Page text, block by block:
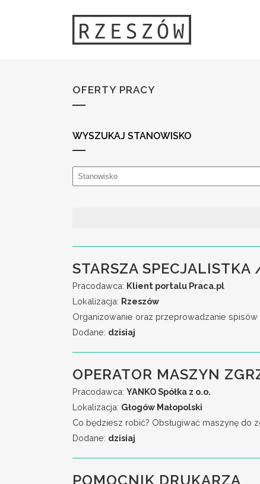
OFERTY PRACY
WYSZUKAJ STANOWISKO
STARSZA
Pracodawca: Klient portalu Praca.pl
Lokalizacja: Rzeszów
Organizowanie oraz przeprowadzanie spisów
Dodane: dzisiaj
OPERATOR MASZYN
Pracodawca: YANKO Spółka z o.o.
Lokalizacja: Głogów Małopolski
Co będziesz robić? Obsługiwać maszynę do
Dodane: dzisiaj
POMOCNIK DRUKARZA